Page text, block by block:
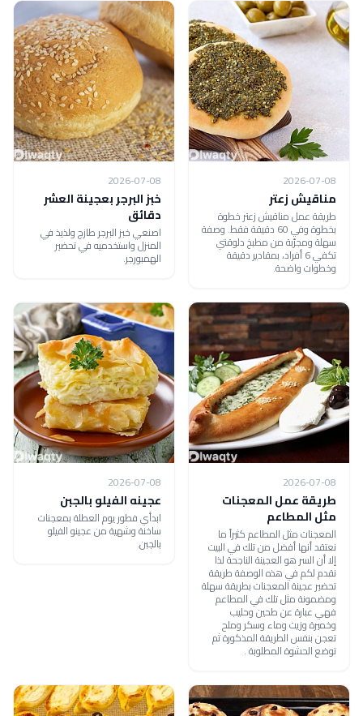
2026-07-08
مناقيش زعتر
طريقة عمل مناقيش زعتر خطوة
بخطوة وفي 60 دقيقة فقط. وصفة
سهلة ومجرّبة من مطبخ دلوقتي
تكفي 6 أفراد، بمقادير دقيقة
وخطوات واضحة.
2026-07-08
خبز البرجر بعجينة العشر
دقائق
اصنعي خبز البرجر طازج ولذيذ في
المنزل واستخدميه في تحضير
الهمبورجر.
2026-07-08
طريقة عمل المعجنات
مثل المطاعم
المعجنات مثل المطاعم كثيراً ما
نعتقد أنها أفضل من تلك في البيت
إلا أن السر هو العجينة الناجحة لذا
نقدم لكم في هذه الوصفة طريقة
تحضير عجينة المعجنات بطريقة سهلة
ومضمونة مثل تلك في المطاعم
فهي عبارة عن طحين وحليب
وخميرة وزيت وماء وسكر وملح
تعجن بنفس الطريقة المذكورة ثم
توضع الحشوة المطلوبة .
2026-07-08
عجينه الفيلو بالجبن
ابدأي فطور يوم العطلة بمعجنات
ساخنة وشهية من عجينو الفيلو
بالجبن.